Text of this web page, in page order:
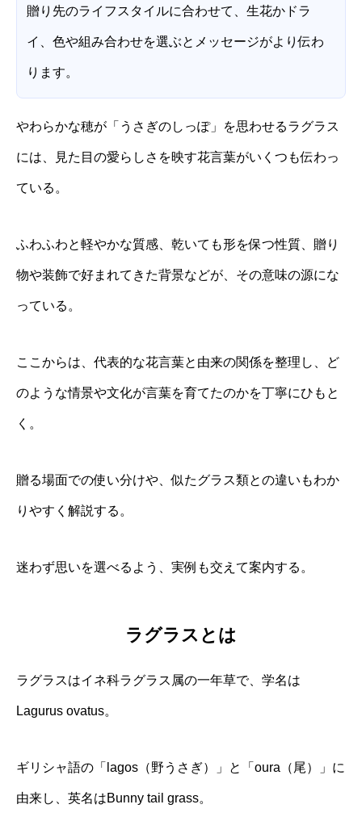
贈り先のライフスタイルに合わせて、生花かドラ
イ、色や組み合わせを選ぶとメッセージがより伝わ
ります。
やわらかな穂が「うさぎのしっぽ」を思わせるラグラス
には、見た目の愛らしさを映す花言葉がいくつも伝わっ
ている。
ふわふわと軽やかな質感、乾いても形を保つ性質、贈り
物や装飾で好まれてきた背景などが、その意味の源にな
っている。
ここからは、代表的な花言葉と由来の関係を整理し、ど
のような情景や文化が言葉を育てたのかを丁寧にひもと
く。
贈る場面での使い分けや、似たグラス類との違いもわか
りやすく解説する。
迷わず思いを選べるよう、実例も交えて案内する。
ラグラスとは
ラグラスはイネ科ラグラス属の一年草で、学名は
Lagurus ovatus。
ギリシャ語の「lagos（野うさぎ）」と「oura（尾）」に
由来し、英名はBunny tail grass。